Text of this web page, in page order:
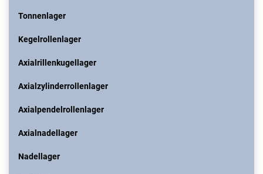
Tonnenlager
Kegelrollenlager
Axialrillenkugellager
Axialzylinderrollenlager
Axialpendelrollenlager
Axialnadellager
Nadellager